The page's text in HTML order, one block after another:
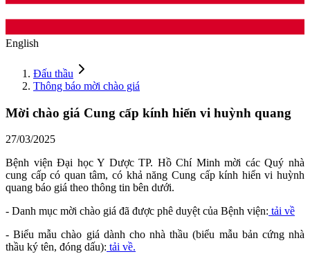
English
Đấu thầu
Thông báo mời chào giá
Mời chào giá Cung cấp kính hiển vi huỳnh quang
27/03/2025
Bệnh viện Đại học Y Dược TP. Hồ Chí Minh mời các Quý nhà
cung cấp có quan tâm, có khả năng Cung cấp kính hiển vi huỳnh
quang báo giá theo thông tin bên dưới.
- Danh mục mời chào giá đã được phê duyệt của Bệnh viện: tải về
- Biểu mẫu chào giá dành cho nhà thầu (biểu mẫu bản cứng nhà
thầu ký tên, đóng dấu): tải về.